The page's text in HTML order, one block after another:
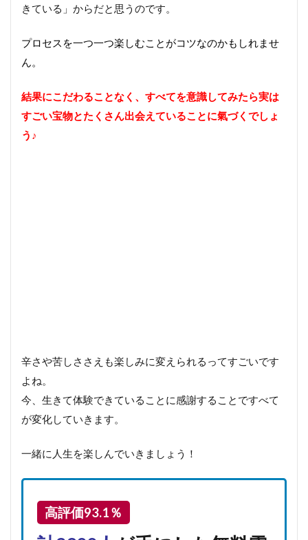
きている」からだと思うのです。
プロセスを一つ一つ楽しむことがコツなのかもしれませ
ん。
結果にこだわることなく、すべてを意識してみたら実は
すごい宝物とたくさん出会えていることに氣づくでしょ
う♪
辛さや苦しささえも楽しみに変えられるってすごいです
よね。
今、生きて体験できていることに感謝することですべて
が変化していきます。
一緒に人生を楽しんでいきましょう！
高評価93.1％